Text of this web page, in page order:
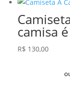
camisa
R$ 130,00